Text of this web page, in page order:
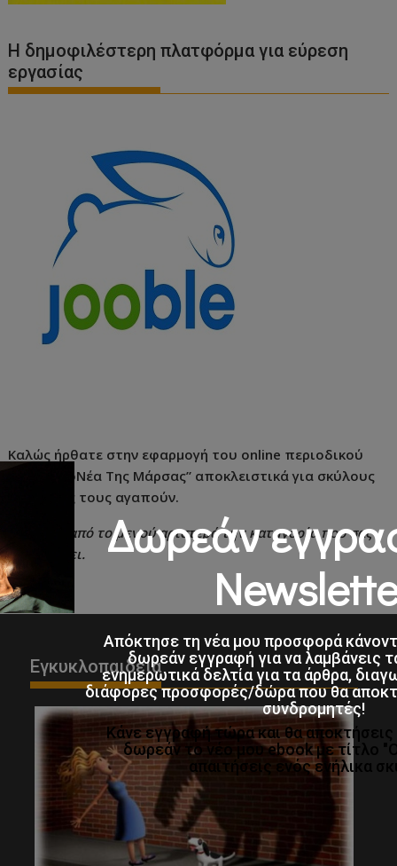
Η δημοφιλέστερη πλατφόρμα για εύρεση
εργασίας
Καλώς ήρθατε στην εφαρμογή του online περιοδικού
“Τα ΣκυλοΝέα Της Μάρσας” αποκλειστικά για σκύλους
και όσους τους αγαπούν.
Επιλέξτε από το μενού αριστερά την κατηγορία που σας
ενδιαφέρει.
Εγκυκλοπαιδεια
Δωρεάν
Απόκτησε τη νέα μου προσφορά
δωρεάν εγγραφή για να λαμβάνεις
ενημερωτικά δελτία για τα άρθρα,
διάφορες προσφορές/δώρα που θα
συνδρομητές!
Κάνε εγγραφή τώρα και θα
δωρεάν το νέο μου ebook με τίτλο
απαιτήσεις ενός ενήλικα